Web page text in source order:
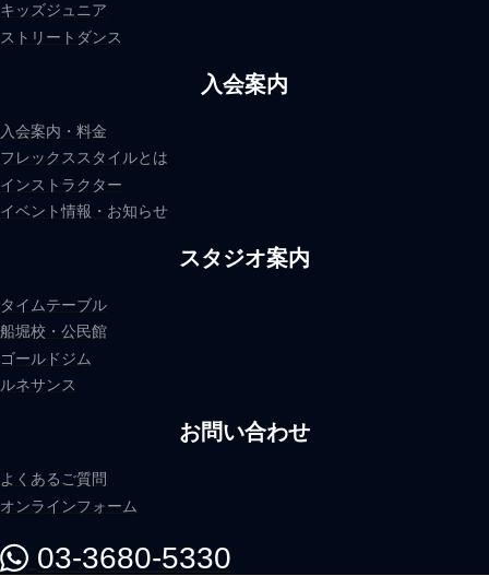
キッズジュニア
ストリートダンス
入会案内
入会案内・料金
フレックススタイルとは
インストラクター
イベント情報・お知らせ
スタジオ案内
タイムテーブル
船堀校・公民館
ゴールドジム
ルネサンス
お問い合わせ
よくあるご質問
オンラインフォーム
03-3680-5330